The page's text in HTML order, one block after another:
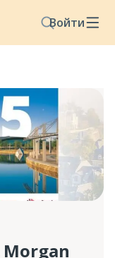
Войти
Morgan